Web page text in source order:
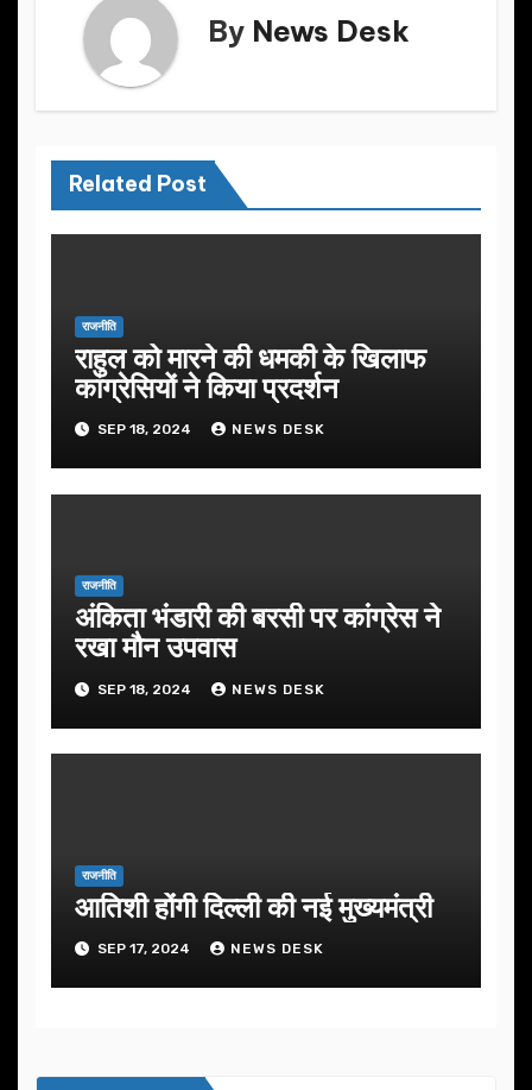
By News Desk
Related Post
राजनीति
राहुल को मारने की धमकी के खिलाफ
कांग्रेसियों ने किया प्रदर्शन
SEP 18, 2024 NEWS DESK
राजनीति
अंकिता भंडारी की बरसी पर कांग्रेस ने
रखा मौन उपवास
SEP 18, 2024 NEWS DESK
राजनीति
आतिशी होंगी दिल्ली की नई मुख्यमंत्री
SEP 17, 2024 NEWS DESK